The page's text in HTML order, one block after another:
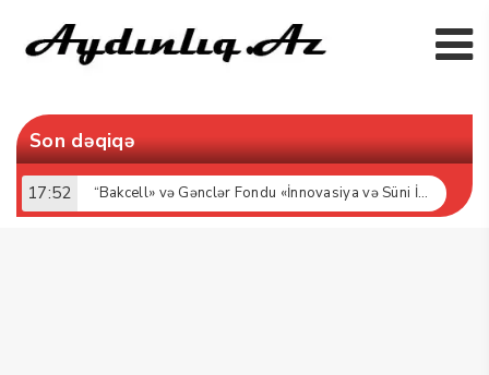
Son dəqiqə
17:52 “Bakcell» və Gənclər Fondu «İnnovasiya və Süni İntellekt» üzrə təqaüd proqramının qalibləri ilə görüş keçirib